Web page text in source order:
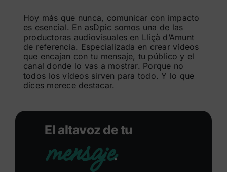
Hoy más que nunca, comunicar con impacto
es esencial. En asDpic somos una de las
productoras audiovisuales en Lliçà d’Amunt
de referencia. Especializada en crear vídeos
que encajan con tu mensaje, tu público y el
canal donde lo vas a mostrar. Porque no
todos los vídeos sirven para todo. Y lo que
dices merece destacar.
El altavoz de tu
mensaje.